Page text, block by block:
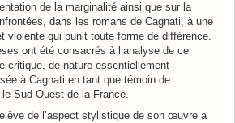
de la marginalité ainsi que sur la
dans les romans de Cagnati, à une
violente qui punit toute forme de différence.
ont été consacrés à l’analyse de ce
critique, de nature essentiellement
à Cagnati en tant que témoin de
Sud-Ouest de la France.
de l’aspect stylistique de son œuvre a